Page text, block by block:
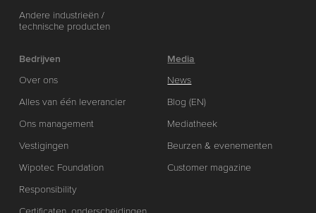
Andere industrieën /
technische producten
Bedrijven
Over ons
Alles van één leverancier
Ons management
Vestigingen
Wipotec Foundation
Responsibility
Media
News
Blog (EN)
Mediatheek
Beurzen & evenementen
Customer magazine